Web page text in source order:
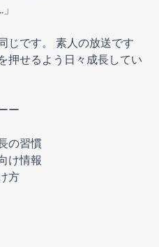
じです。 素人の放送です
押せるよう日々成長してい
ー
の習慣
け情報
方